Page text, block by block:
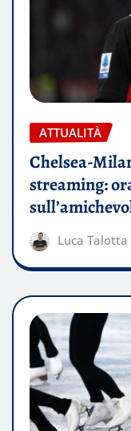
ATTUALITÀ
Chelsea-
streaming:
Luca Talotta